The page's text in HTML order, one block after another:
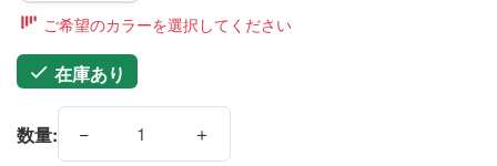
ご希望のカラーを選択してください
在庫あり
数量: − ＋